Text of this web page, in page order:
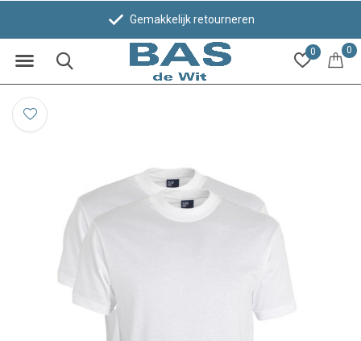
0 0
Gemakkelijk retourneren